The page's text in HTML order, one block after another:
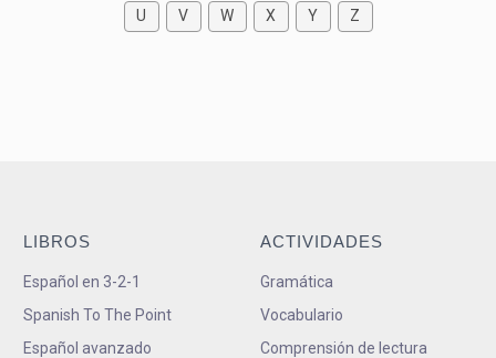
U V W X Y Z
LIBROS
Español en 3-2-1
Spanish To The Point
Español avanzado
ACTIVIDADES
Gramática
Vocabulario
Comprensión de lectura